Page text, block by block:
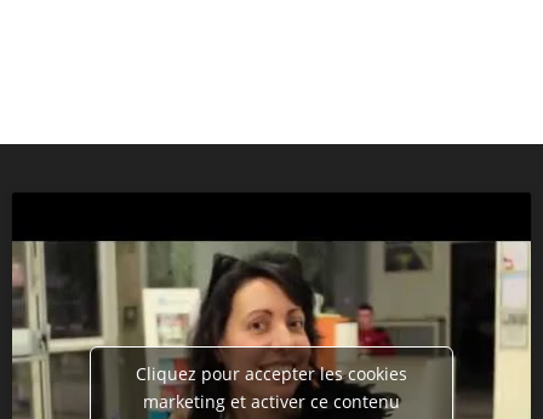
Cliquez pour accepter les cookies
marketing et activer ce contenu